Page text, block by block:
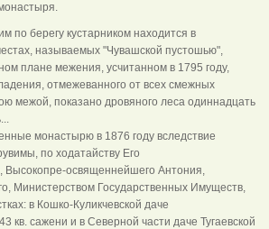
по берегу кустарником находится в
называемых "Чувашской пустошью",
плане межения, усчитанном в 1795 году,
отмежеванного от всех смежных
межой, показано дровяного леса одиннадцать
монастырю в 1876 году вследствие
по ходатайству Его
Высокопре-освященнейшего Антония,
Министерством Государственных Имуществ,
в Кошко-Куликчевской даче
кв. сажени и в Северной части даче Тугаевской